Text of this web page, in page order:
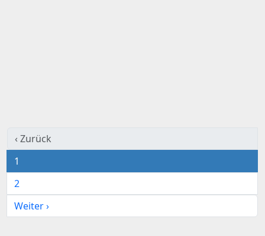
‹ Zurück
1
2
Weiter ›